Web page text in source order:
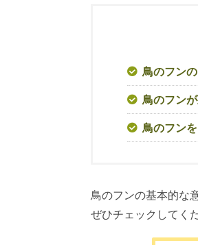
鳥のフン
鳥のフン
鳥のフン
鳥のフンの基本的な
ぜひチェックしてく